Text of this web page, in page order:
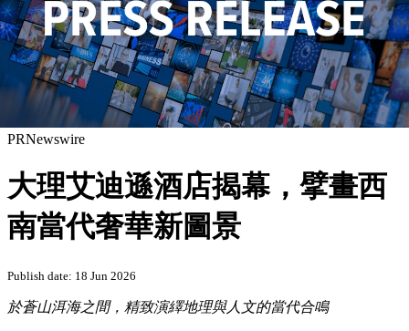
PRNewswire
大理艾迪遜酒店揭幕，擘畫西
南當代奢華新圖景
Publish date: 18 Jun 2026
於蒼山洱海之間，精致演繹地理與人文的當代合鳴